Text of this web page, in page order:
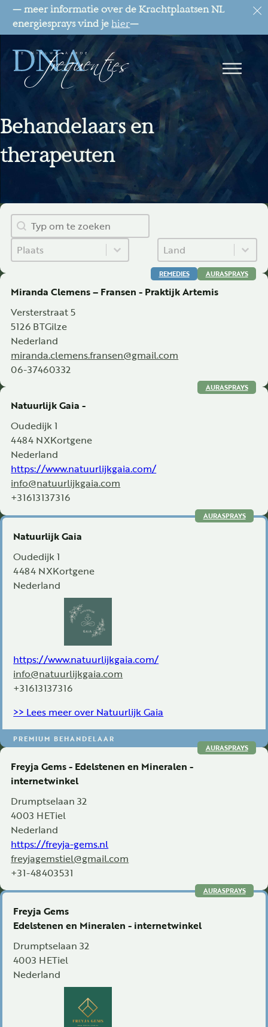
— meer informatie over de Krachtplaatsen NL
energiesprays vind jehier—
Behandelaars en
therapeuten
Zoek
Search content
Plaats
Select content Land
Select content
Miranda Clemens – Fransen - Praktijk Artemis
Versterstraat 5
5126 BTGilze
Nederland
miranda.clemens.fransen@gmail.com
06-37460332
REMEDIES AURASPRAYS
Natuurlijk Gaia -
Oudedijk 1
4484 NXKortgene
Nederland
https://www.natuurlijkgaia.com/
info@natuurlijkgaia.com
+31613137316
AURASPRAYS
Natuurlijk Gaia
Oudedijk 1
4484 NXKortgene
Nederland
https://www.natuurlijkgaia.com/
info@natuurlijkgaia.com
+31613137316
AURASPRAYS
PREMIUM BEHANDELAAR
>> Lees meer over Natuurlijk Gaia
Freyja Gems - Edelstenen en Mineralen -
internetwinkel
Drumptselaan 32
4003 HETiel
Nederland
https://freyja-gems.nl
freyjagemstiel@gmail.com
+31-48403531
AURASPRAYS
Freyja Gems
Edelstenen en Mineralen - internetwinkel
Drumptselaan 32
4003 HETiel
Nederland
AURASPRAYS